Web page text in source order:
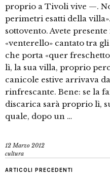
proprio a Tivoli vive —.
perimetri esatti della
sottovento. Avete
«venterello» cantato tra
che porta «quer
lì, la sua villa, proprio
canicole estive arrivava
rinfrescante. Bene: se la
discarica sarà proprio lì,
quale, dopo un …
12 Marzo 2012
cultura
ARTICOLI PRECEDENTI